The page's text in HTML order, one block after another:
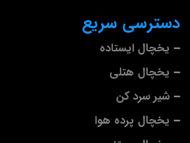
دسترسی سریع
یخچال ایستاده
یخچال هتلی
شیر سرد کن
یخچال پرده هوا